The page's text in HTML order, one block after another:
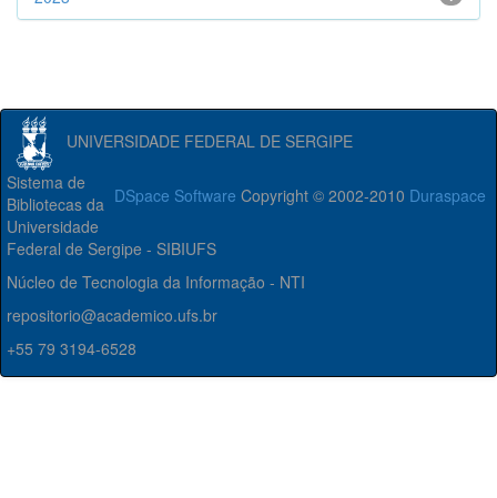
UNIVERSIDADE FEDERAL DE SERGIPE
DSpace Software Copyright © 2002-2010 Duraspace
Sistema de
Bibliotecas da
Universidade
Federal de Sergipe - SIBIUFS
Núcleo de Tecnologia da Informação - NTI
repositorio@academico.ufs.br
+55 79 3194-6528